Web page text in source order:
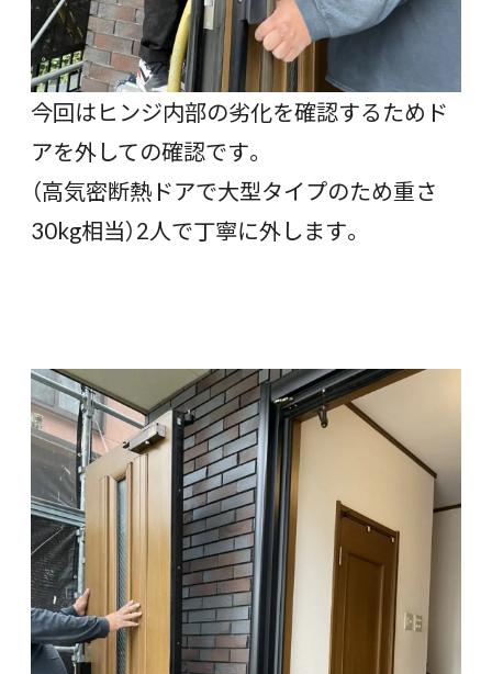
今回はヒンジ内部の劣化を確認するためド
アを外しての確認です。
（高気密断熱ドアで大型タイプのため重さ
30kg相当）2人で丁寧に外します。